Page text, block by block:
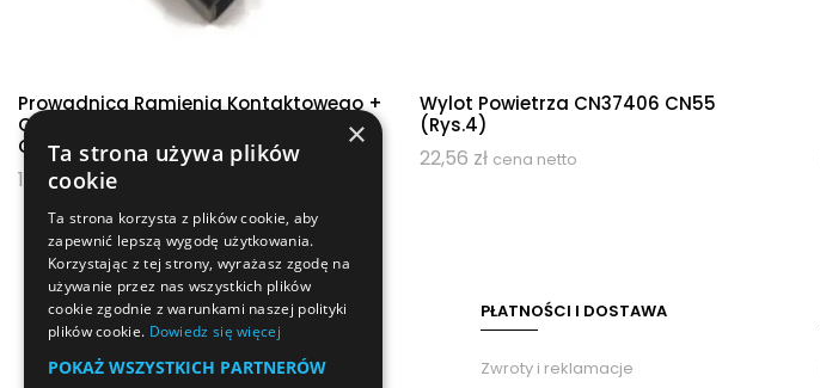
Prowadnica Ramienia Kontaktowego +
Osłona Ramienia CN37394 CN37553,
CN55 (rys.55,56)
10,80zł cena netto
Wylot Powietrza CN37406 CN55
(rys.4)
22,56 zł cena netto
PŁATNOŚCI I DOSTAWA
Zwroty i reklamacje
×
Ta strona używa plików
cookie
Ta strona korzysta z plików cookie, aby
zapewnić lepszą wygodę użytkowania.
Korzystając z tej strony, wyrażasz zgodę na
używanie przez nas wszystkich plików
cookie zgodnie z warunkami naszej polityki
plików cookie. Dowiedz się więcej
POKAŻ WSZYSTKICH PARTNERÓW